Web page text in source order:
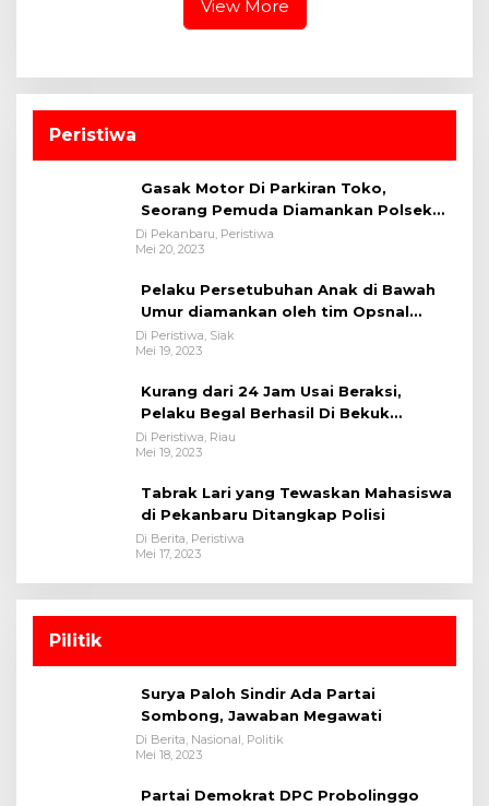
View More
Peristiwa
Gasak Motor Di Parkiran Toko,
Seorang Pemuda Diamankan Polsek
Bukit Raya
Di Pekanbaru, Peristiwa
Mei 20, 2023
Pelaku Persetubuhan Anak di Bawah
Umur diamankan oleh tim Opsnal
Polsek Tualang-Polres Siak-Polda Riau
Di Peristiwa, Siak
Mei 19, 2023
Kurang dari 24 Jam Usai Beraksi,
Pelaku Begal Berhasil Di Bekuk
Satreskrim Polres Kuansing
Di Peristiwa, Riau
Mei 19, 2023
Tabrak Lari yang Tewaskan Mahasiswa
di Pekanbaru Ditangkap Polisi
Di Berita, Peristiwa
Mei 17, 2023
Pilitik
Surya Paloh Sindir Ada Partai
Sombong, Jawaban Megawati
Di Berita, Nasional, Politik
Mei 18, 2023
Partai Demokrat DPC Probolinggo